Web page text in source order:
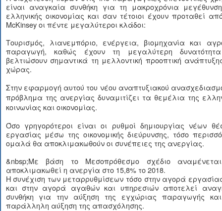
είναι αναγκαία συνθήκη για τη μακροχρόνια
ελληνικής οικονομίας και σαν τέτοιοι έχουν προταθεί
ΜcKinsey οι πέντε μεγαλύτεροι κλάδοι:
Τουρισμός, λιανεμπόριο, ενέργεια, βιομηχανία και
παραγωγή, καθώς έχουν τη μεγαλύτερη
βελτιώσουν σημαντικά τη μελλοντική προοπτική
χώρας.
Στην εφαρμογή αυτού του νέου αναπτυξιακού
πρόβλημα της ανεργίας δυναμιτίζει τα θεμέλια της
κοινωνίας και οικονομίας.
Όσο γρηγορότεροι είναι οι ρυθμοί δημιουργίας νέων
εργασίας μέσω της οικονομικής διεύρυνσης, τόσο
ομαλά θα αποκλιμακωθούν οι συνέπειες της ανεργίας.
&nbsp;Με βάση το Μεσοπρόθεσμο σχέδιο
αποκλιμακωθεί η ανεργία στο 15,8% το 2018.
Η συνέχιση των μεταρρυθμίσεων τόσο στην αγορά
και στην αγορά αγαθών και υπηρεσιών αποτελεί
συνθήκη για την αύξηση της εγχώριας παραγωγής
παράλληλη αύξηση της απασχόλησης.